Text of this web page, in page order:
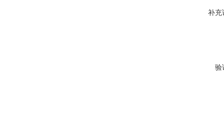
补充
验